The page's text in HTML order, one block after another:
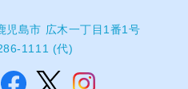
児島市 広木一丁目1番1号
1111 (代)